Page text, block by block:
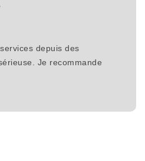
depuis des
Je recommande